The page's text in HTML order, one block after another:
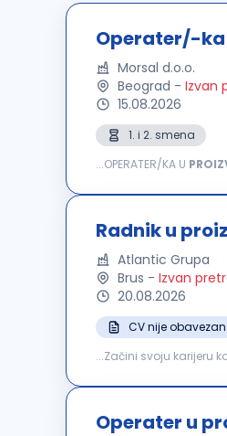
Operater/-
Morsal d.o.o.
Beograd - Izvan
15.08.2026
1. i 2. smena
...OPERATER/KA U
Radnik u
Atlantic Grupa
Brus - Izvan
20.08.2026
CV nije obavezan
...Začini svoju karijeru
Operater u